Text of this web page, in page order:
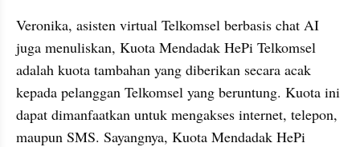
Veronika, asisten virtual Telkomsel berbasis chat AI
juga menuliskan, Kuota Mendadak HePi Telkomsel
adalah kuota tambahan yang diberikan secara acak
kepada pelanggan Telkomsel yang beruntung. Kuota ini
dapat dimanfaatkan untuk mengakses internet, telepon,
maupun SMS. Sayangnya, Kuota Mendadak HePi